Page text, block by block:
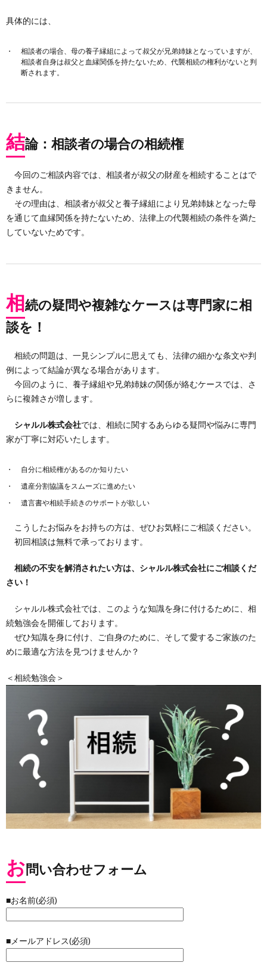
具体的には、
相談者の場合、母の養子縁組によって叔父が兄弟姉妹となっていますが、
相談者自身は叔父と血縁関係を持たないため、代襲相続の権利がないと判
断されます。
結論：相談者の場合の相続権
今回のご相談内容では、相談者が叔父の財産を相続することはで
きません。
その理由は、相談者が叔父と養子縁組により兄弟姉妹となった母
を通じて血縁関係を持たないため、法律上の代襲相続の条件を満た
していないためです。
相続の疑問や複雑なケースは専門家に相
談を！
相続の問題は、一見シンプルに思えても、法律の細かな条文や判
例によって結論が異なる場合があります。
今回のように、養子縁組や兄弟姉妹の関係が絡むケースでは、さ
らに複雑さが増します。
シャルル株式会社では、相続に関するあらゆる疑問や悩みに専門
家が丁寧に対応いたします。
自分に相続権があるのか知りたい
遺産分割協議をスムーズに進めたい
遺言書や相続手続きのサポートが欲しい
こうしたお悩みをお持ちの方は、ぜひお気軽にご相談ください。
初回相談は無料で承っております。
相続の不安を解消されたい方は、シャルル株式会社にご相談くだ
さい！
シャルル株式会社では、このような知識を身に付けるために、相
続勉強会を開催しております。
ぜひ知識を身に付け、ご自身のために、そして愛するご家族のた
めに最適な方法を見つけませんか？
＜相続勉強会＞
お問い合わせフォーム
■お名前(必須)
■メールアドレス(必須)